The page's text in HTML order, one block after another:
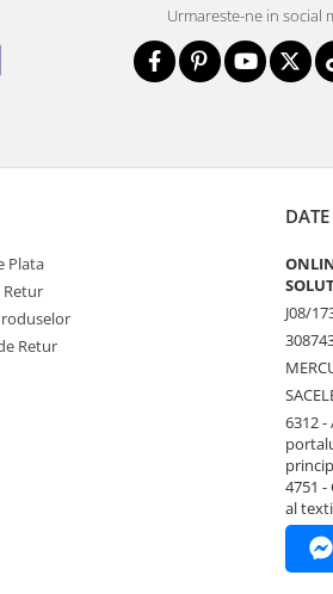
Urmareste-ne in social
Plata
Retur
Retur
J08/
6312
4751
al